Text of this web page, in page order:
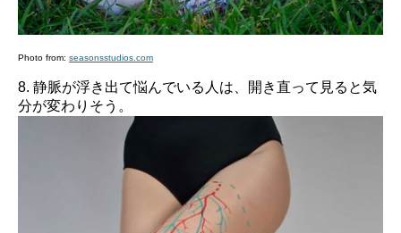
Photo from: seasonsstudios.com
8. 静脈が浮き出て悩んでいる人は、開き直って見ると気
分が変わりそう。